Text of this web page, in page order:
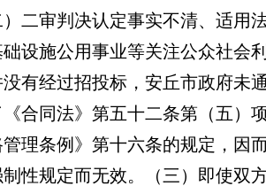
二审判决认定事实不清、适用
设施公用事业等关注公众社会
有经过招投标，安丘市政府未
合同法》第五十二条第（五）
理条例》第十六条的规定，因
性规定而无效。（三）即使双